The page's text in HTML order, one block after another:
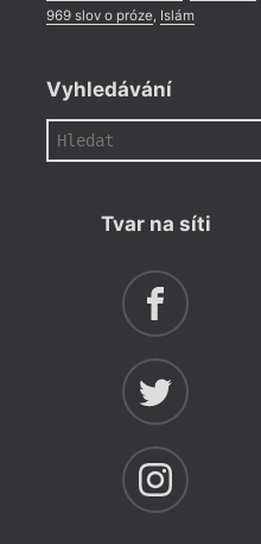
969 slov o próze, Islám
Vyhledávání
Tvar na síti